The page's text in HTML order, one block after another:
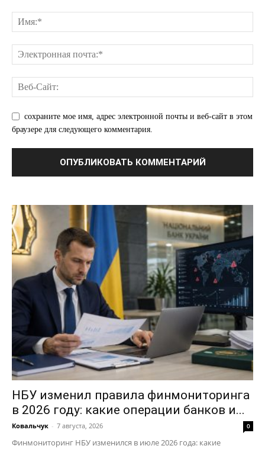
Отказ от ответственности
Подписка
Мой аккаунт
Контакты
сохраните мое имя, адрес электронной почты и веб-сайт в этом
браузере для следующего комментария.
НБУ изменил правила финмониторинга
в 2026 году: какие операции банков и...
Ковальчук - 7 августа, 2026 0
Финмониторинг НБУ изменился в июле 2026 года: какие